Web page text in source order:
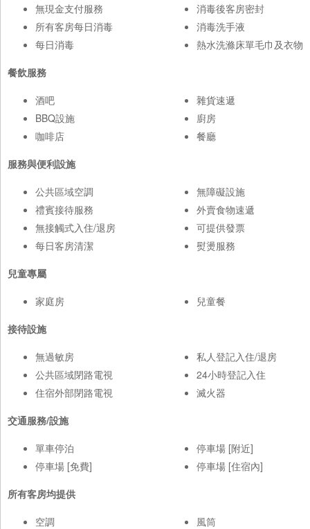
無現金支付服務
所有客房每日消毒
每日消毒
消毒後客房密封
消毒洗手液
熱水洗滌床單毛巾及衣物
餐飲服務
酒吧
BBQ設施
咖啡店
雜貨速遞
廚房
餐廳
服務與便利設施
公共區域空調
禮賓接待服務
無接觸式入住/退房
每日客房清潔
無障礙設施
外賣食物速遞
可提供發票
熨燙服務
兒童專屬
家庭房
兒童餐
接待設施
無過敏房
公共區域閉路電視
住宿外部閉路電視
私人登記入住/退房
24小時登記入住
滅火器
交通服務/設施
單車停泊
停車場 [免費]
停車場 [附近]
停車場 [住宿內]
所有客房均提供
空調
風筒